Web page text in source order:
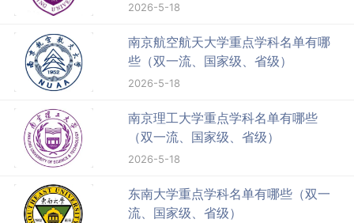
2026-5-18
南京航空航天大学重点学科名单有哪
些（双一流、国家级、省级）
2026-5-18
南京理工大学重点学科名单有哪些
（双一流、国家级、省级）
2026-5-18
东南大学重点学科名单有哪些（双一
流、国家级、省级）